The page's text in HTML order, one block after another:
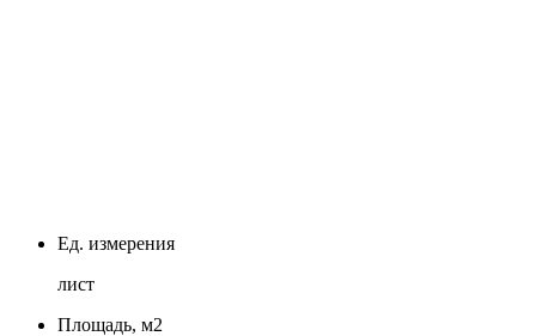
Ед. измерения
лист
Площадь, м2